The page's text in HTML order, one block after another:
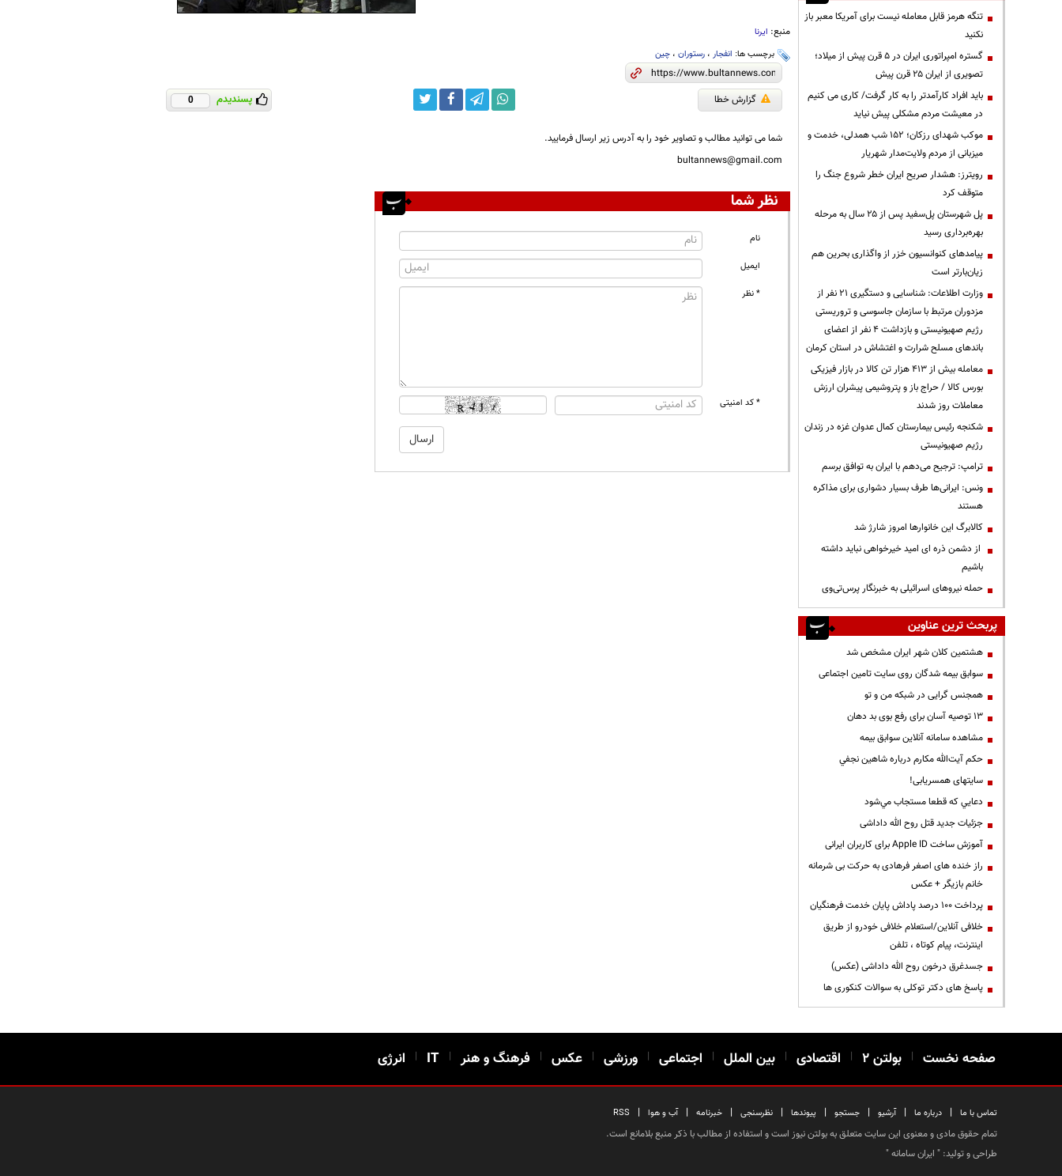
منبع: ایرنا
برچسب ها: انفجار، رستوران، چین
گزارش خطا پسندیدم 0
شما می توانید مطالب و تصاویر خود را به آدرس زیر ارسال فرمایید.
bultannews@gmail.com
نظر شما
نام
ایمیل
* نظر
* کد امنیتی
تنگه هرمز قابل معامله نیست برای آمریکا معبر باز
نکنید
گستره امپراتوری ایران در ۵ قرن پیش از میلاد؛
تصویری از ایران ۲۵ قرن پیش
باید افراد کارآمدتر را به کار گرفت/ کاری می کنیم
در معیشت مردم مشکلی پیش نیاید
موکب شهدای رزکان؛ ۱۵۲ شب همدلی، خدمت و
میزبانی از مردم ولایت‌مدار شهریار
رویترز: هشدار صریح ایران خطر شروع جنگ را
متوقف کرد
پل شهرستان پل‌سفید پس از ۲۵ سال به مرحله
بهره‌برداری رسید
پیامدهای کنوانسیون خزر از واگذاری بحرین هم
زیان‌بارتر است
وزارت اطلاعات: شناسایی و دستگیری ۲۱ نفر از
مزدوران مرتبط با سازمان جاسوسی و تروریستی
رژیم صهیونیستی و بازداشت ۴ نفر از اعضای
باندهای مسلح شرارت و اغتشاش در استان کرمان
معامله بیش از ۴۱۳ هزار تن کالا در بازار فیزیکی
بورس کالا / حراج باز و پتروشیمی پیشران ارزش
معاملات روز شدند
شکنجه رئیس بیمارستان کمال عدوان غزه در زندان
رژیم صهیونیستی
ترامپ: ترجیح می‌دهم با ایران به توافق برسم
ونس: ایرانی‌ها طرف بسیار دشواری برای مذاکره
هستند
کالابرگ این خانوارها امروز شارژ شد
از دشمن ذره ای امید خیرخواهی نباید داشته
باشیم
حمله نیروهای اسرائیلی به خبرنگار پرس‌تی‌وی
پربحث ترین عناوین
هشتمین کلان شهر ایران مشخص شد
سوابق بیمه شدگان روی سایت تامین اجتماعی
همجنس گرایی در شبکه من و تو
13 توصیه آسان برای رفع بوی بد دهان
مشاهده سامانه آنلاين سوابق بیمه
حكم آيت‌الله مكارم درباره شاهين نجفي
سایتهای همسریابی!
دعايي كه قطعا مستجاب مي‌شود
جزئیات جدید قتل روح الله داداشی
آموزش ساخت Apple ID برای کاربران ایرانی
راز خنده های اصغر فرهادی به حرکت بی شرمانه
خانم بازیگر + عکس
پرداخت ۱۰۰ درصد پاداش پایان خدمت فرهنگیان
خلافی آنلاین/استعلام خلافی خودرو از طریق
اینترنت، پیام کوتاه ، تلفن
جسدغرق درخون روح الله داداشی (عکس)
پاسخ های دکتر توکلی به سوالات کنکوری ها
صفحه نخست | بولتن ۲ | اقتصادی | بین الملل | اجتماعی | ورزشی | عکس | فرهنگ و هنر |
IT
| انرژی
تماس با ما | درباره ما | آرشیو | جستجو | پیوندها | نظرسنجی | خبرنامه | آب و هوا |
RSS
تمام حقوق مادی و معنوی این سایت متعلق به بولتن نیوز است و استفاده از مطالب با ذکر منبع بلامانع است.
طراحی و تولید: " ایران سامانه"